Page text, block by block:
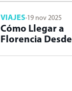
VIAJES·19 nov 2025
Cómo Llegar a
Florencia Desde